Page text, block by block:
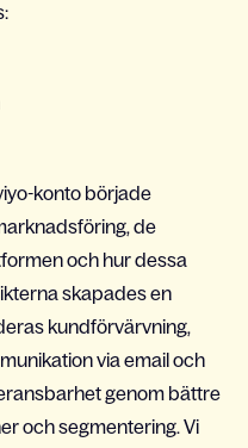
konto började
de
och hur dessa
skapades en
kundförvärvning,
via email och
genom bättre
och segmentering. Vi